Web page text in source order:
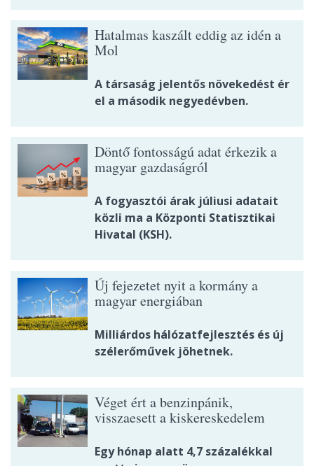
Hatalmas kaszált eddig az idén a
Mol
A társaság jelentős növekedést ér
el a második negyedévben.
Döntő fontosságú adat érkezik a
magyar gazdaságról
A fogyasztói árak júliusi adatait
közli ma a Központi Statisztikai
Hivatal (KSH).
Új fejezetet nyit a kormány a
magyar energiában
Milliárdos hálózatfejlesztés és új
szélerőművek jöhetnek.
Véget ért a benzinpánik,
visszaesett a kiskereskedelem
Egy hónap alatt 4,7 százalékkal